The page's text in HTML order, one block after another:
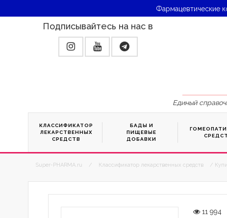
Фармацевтические
Подписывайтесь на нас в
Единый
КЛАССИФИКАТОР
ЛЕКАРСТВЕННЫХ
СРЕДСТВ
БАДЫ И
ПИЩЕВЫЕ
ДОБАВКИ
Super-PHARMA.ru / Классификатор лекарственных средств /
11 994